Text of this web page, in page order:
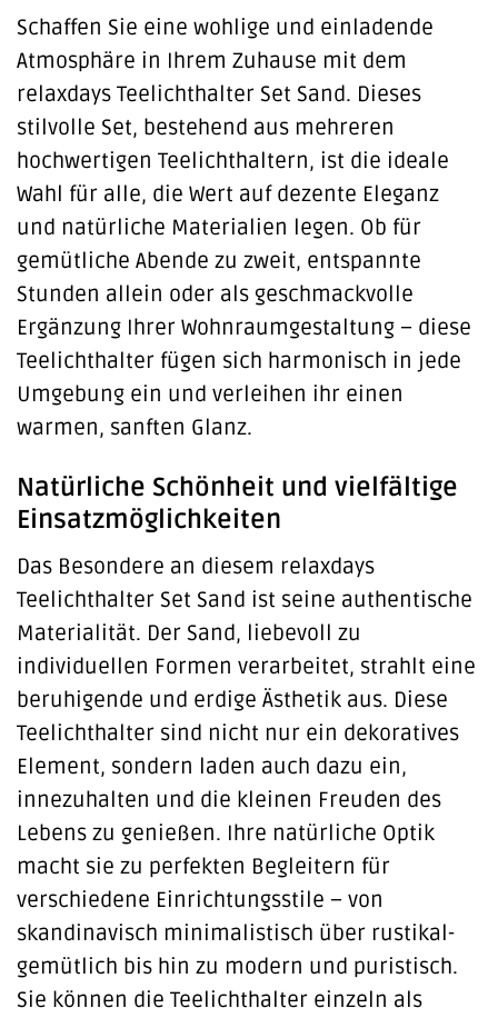
Schaffen Sie eine wohlige und einladende
Atmosphäre in Ihrem Zuhause mit dem
relaxdays Teelichthalter Set Sand. Dieses
stilvolle Set, bestehend aus mehreren
hochwertigen Teelichthaltern, ist die ideale
Wahl für alle, die Wert auf dezente Eleganz
und natürliche Materialien legen. Ob für
gemütliche Abende zu zweit, entspannte
Stunden allein oder als geschmackvolle
Ergänzung Ihrer Wohnraumgestaltung – diese
Teelichthalter fügen sich harmonisch in jede
Umgebung ein und verleihen ihr einen
warmen, sanften Glanz.
Natürliche Schönheit und vielfältige
Einsatzmöglichkeiten
Das Besondere an diesem relaxdays
Teelichthalter Set Sand ist seine authentische
Materialität. Der Sand, liebevoll zu
individuellen Formen verarbeitet, strahlt eine
beruhigende und erdige Ästhetik aus. Diese
Teelichthalter sind nicht nur ein dekoratives
Element, sondern laden auch dazu ein,
innezuhalten und die kleinen Freuden des
Lebens zu genießen. Ihre natürliche Optik
macht sie zu perfekten Begleitern für
verschiedene Einrichtungsstile – von
skandinavisch minimalistisch über rustikal-
gemütlich bis hin zu modern und puristisch.
Sie können die Teelichthalter einzeln als